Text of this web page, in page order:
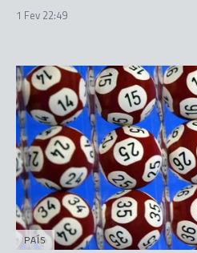
1 Fev 22:49
PAÍS